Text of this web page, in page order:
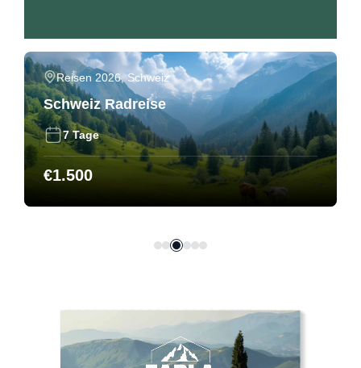
Italien, Reisen 2026
Toskana Radreise - TT Club
7 Tage
€1.430